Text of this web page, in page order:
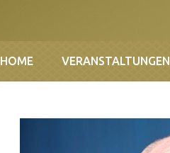
HOME VERANSTALTUNGEN